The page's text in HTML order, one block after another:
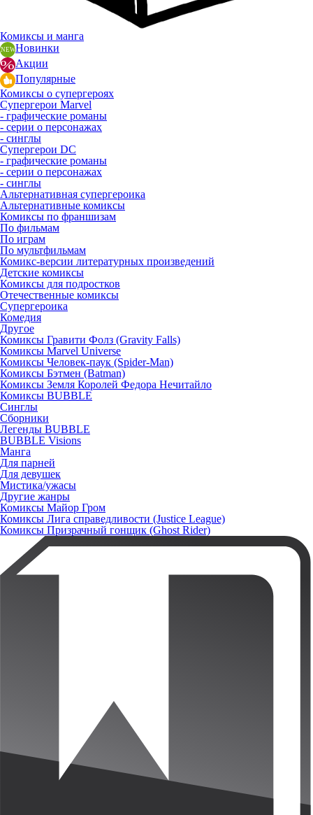
Комиксы и манга
Новинки
Акции
Популярные
Комиксы о супергероях
Супергерои Marvel
- графические романы
- серии о персонажах
- синглы
Супергерои DC
- графические романы
- серии о персонажах
- синглы
Альтернативная супергероика
Альтернативные комиксы
Комиксы по франшизам
По фильмам
По играм
По мультфильмам
Комикс-версии литературных произведений
Детские комиксы
Комиксы для подростков
Отечественные комиксы
Супергероика
Комедия
Другое
Комиксы Гравити Фолз (Gravity Falls)
Комиксы Marvel Universe
Комиксы Человек-паук (Spider-Man)
Комиксы Бэтмен (Batman)
Комиксы Земля Королей Федора Нечитайло
Комиксы BUBBLE
Синглы
Сборники
Легенды BUBBLE
BUBBLE Visions
Манга
Для парней
Для девушек
Мистика/ужасы
Другие жанры
Комиксы Майор Гром
Комиксы Лига справедливости (Justice League)
Комиксы Призрачный гонщик (Ghost Rider)